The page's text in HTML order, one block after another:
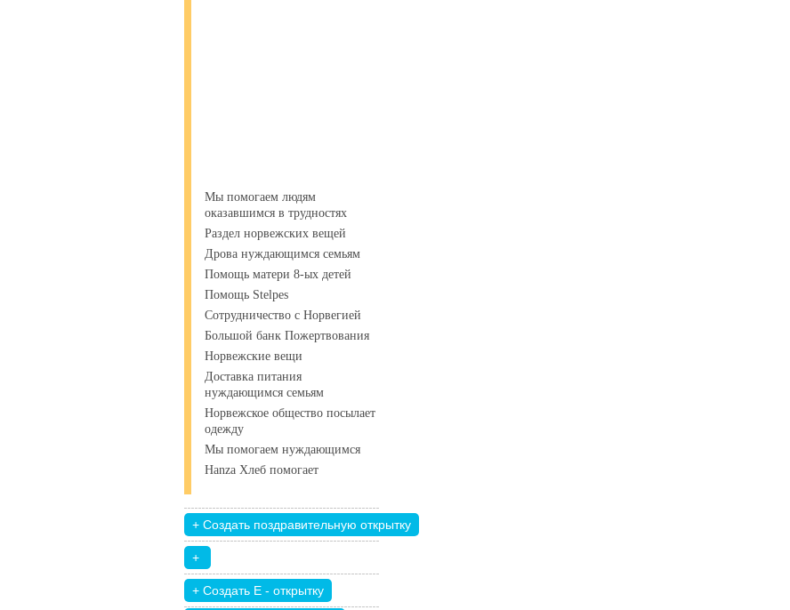
Мы помогаем людям
оказавшимся в трудностях
Раздел норвежских вещей
Дрова нуждающимся семьям
Помощь матери 8-ых детей
Помощь Stelpes
Сотрудничество с Норвегией
Большой банк Пожертвования
Норвежские вещи
Доставка питания
нуждающимся семьям
Норвежское общество посылает
одежду
Мы помогаем нуждающимся
Hanza Хлеб помогает